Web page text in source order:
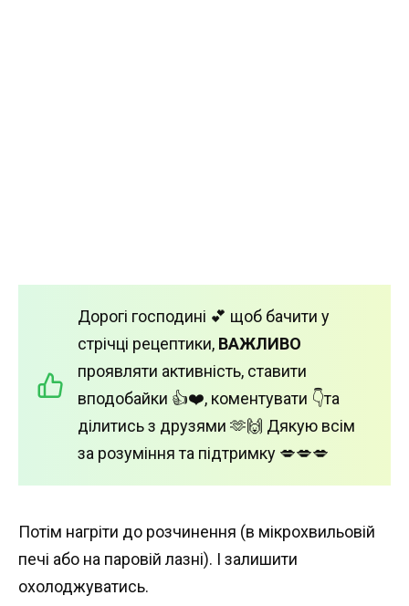
Дорогі господині 💕 щоб бачити у
стрічці рецептики, ВАЖЛИВО
проявляти активність, ставити
вподобайки 👍❤️, коментувати 👇та
ділитись з друзями 🫶🙌 Дякую всім
за розуміння та підтримку 💋💋💋
Потім нагріти до розчинення (в мікрохвильовій
печі або на паровій лазні). І залишити
охолоджуватись.